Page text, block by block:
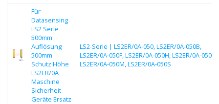
Für
Datasensing
LS2 Serie
500mm
Auflösung
500mm
Schutz Höhe
LS2ER/0A
Maschine
Sicherheit
Geräte Ersatz
LS2-Serie | LS2ER/0A-050, LS2ER/0A-050B,
LS2ER/0A-050F, LS2ER/0A-050H, LS2ER/0A-050K,
LS2ER/0A-050M, LS2ER/0A-050S